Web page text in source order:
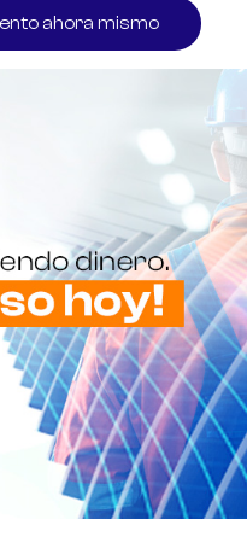
ahora mismo